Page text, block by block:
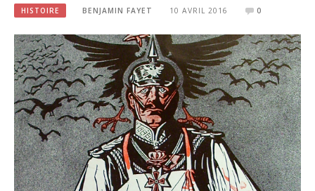
HISTOIRE BENJAMIN FAYET 10 AVRIL 2016 0